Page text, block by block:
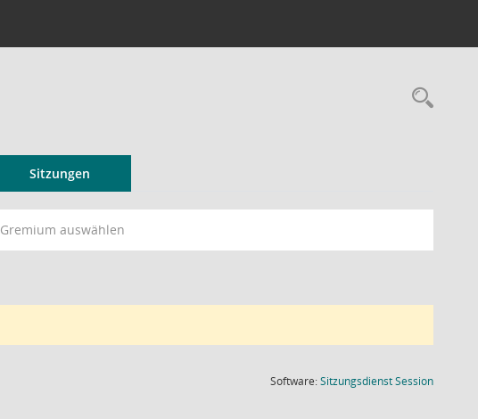
Sitzungen
Gremium auswählen
Software:SitzungsdienstSession(Wird in